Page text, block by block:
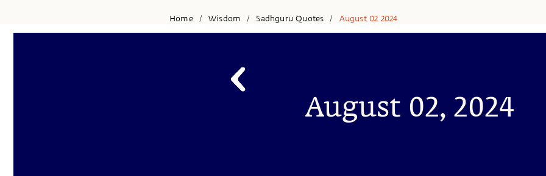
Home / Wisdom / Sadhguru Quotes / August 02 2024
August 02, 2024